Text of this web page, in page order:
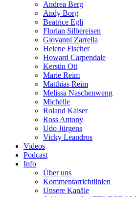
Andrea Berg
Andy Borg
Beatrice Egli
Florian Silbereisen
Giovanni Zarrella
Helene Fischer
Howard Carpendale
Kerstin Ott
Marie Reim
Matthias Reim
Melissa Naschenweng
Michelle
Roland Kaiser
Ross Antony
Udo Jürgens
Vicky Leandros
Videos
Podcast
Info
Über uns
Kommentarrichtlinien
Unsere Kanäle